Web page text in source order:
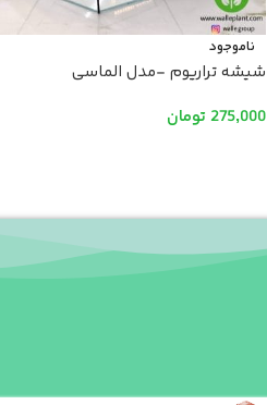
ناموجود
شیشه تراریوم -مدل الماسی
275,000 تومان